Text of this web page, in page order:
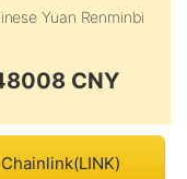
Yuan Renminbi
CNY